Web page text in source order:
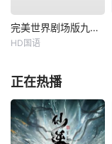
完美世界剧场版九劫焚天
HD国语
正在热播